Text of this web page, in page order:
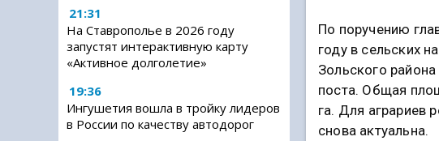
21:31
На Ставрополье в 2026 году
запустят интерактивную карту
«Активное долголетие»
19:36
Ингушетия вошла в тройку лидеров
в России по качеству автодорог
По поручению
году в сельских
Зольского
поста. Общая
га. Для аграриев
снова актуальна.